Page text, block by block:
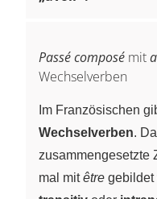
Passé composé mit
Wechselverben
Im Französischen
Wechselverben.
zusammengesetzte
mal mitêtre gebildet